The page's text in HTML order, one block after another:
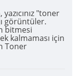
"toner
görüntüler.
bitmesi
kalmaması için
Toner